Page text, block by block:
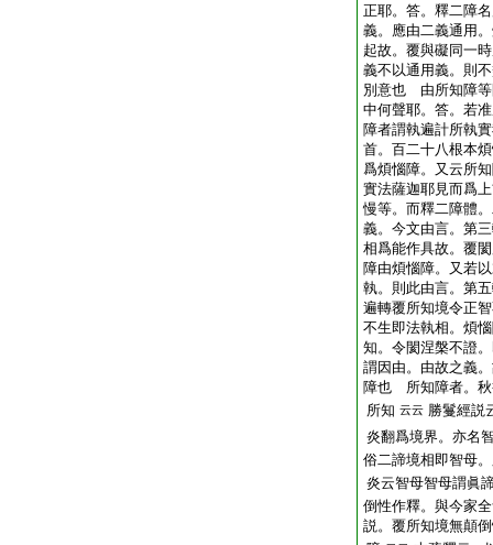
正耶。答。釋二障
義。應由二義通用
起故。覆與礙同一
義不以通用義。則
別意也 由所知障等
中何聲耶。答。若
障者謂執遍計所執
首。百二十八根本
爲煩惱障。又云所
實法薩迦耶見而爲
慢等。而釋二障體
義。今文由言。第
相爲能作具故。覆
障由煩惱障。又若
執。則此由言。第
遍轉覆所知境令正
不生即法執相。煩
知。令閡涅槃不證
謂因由。由故之義
障也 所知障者。秋
所知 云云 勝鬘經説
炎翻爲境界。亦名
俗二諦境相即智母
炎云智母智母謂眞
倒性作釋。與今家
説。覆所知境無顛